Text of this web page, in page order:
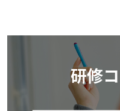
■第6条 (お客様に
お客様が弊社に申し込
研修